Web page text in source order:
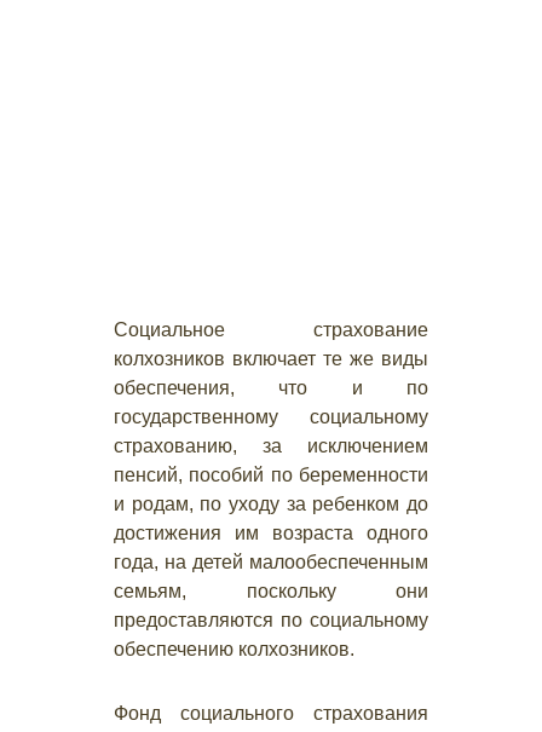
Социальное страхование
колхозников включает те же виды
обеспечения, что и по
государственному социальному
страхованию, за исключением
пенсий, пособий по беременности
и родам, по уходу за ребенком до
достижения им возраста одного
года, на детей малообеспеченным
семьям, поскольку они
предоставляются по социальному
обеспечению колхозников.
Фонд социального страхования